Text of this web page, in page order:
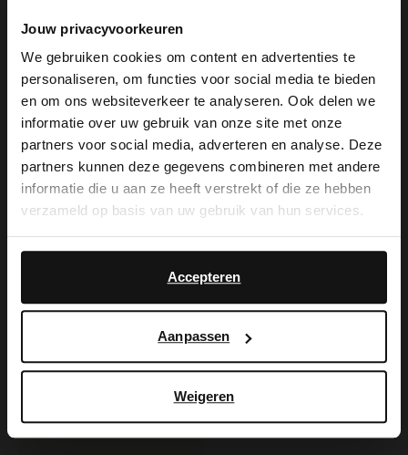
Jouw privacyvoorkeuren
We gebruiken cookies om content en advertenties te
personaliseren, om functies voor social media te bieden
en om ons websiteverkeer te analyseren. Ook delen we
informatie over uw gebruik van onze site met onze
partners voor social media, adverteren en analyse. Deze
partners kunnen deze gegevens combineren met andere
informatie die u aan ze heeft verstrekt of die ze hebben
verzameld op basis van uw gebruik van hun services.
Accepteren
Aanpassen
Weigeren
Manfield
Graue Veloursleder-Espadrilles
99.99
Manfield
Graue Veloursleder-Loafer
130.00
52.00
×
View this website in English?
It looks like your language isn't Dutch. Would
you like to switch to English?
English